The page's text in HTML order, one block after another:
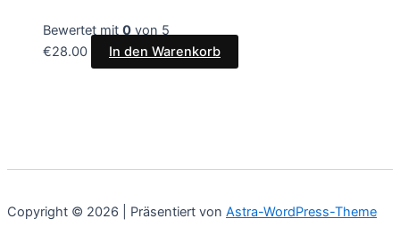
Bewertet mit 0 von 5
€28.00 In den Warenkorb
Copyright © 2026 | Präsentiert von Astra-WordPress-Theme